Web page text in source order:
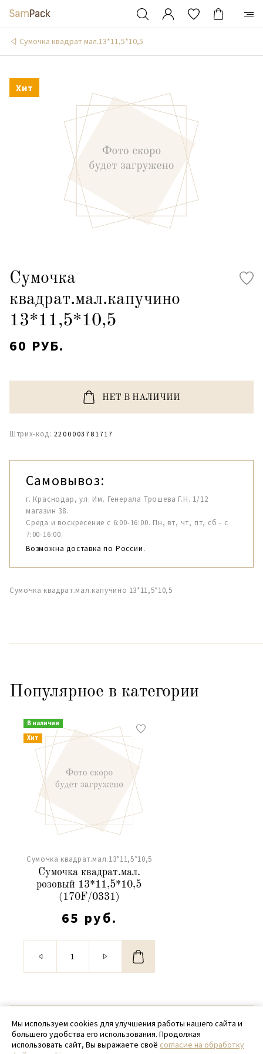
Сумочка квадрат.мал.13*11,5*10,5
Хит
Сумочка
квадрат.мал.капучино
13*11,5*10,5
60 РУБ.
НЕТ В НАЛИЧИИ
Штрих-код: 2200003781717
Самовывоз:
г. Краснодар, ул. Им. Генерала Трошева Г.Н. 1/12
магазин 38.
Среда и воскресение с 6:00-16:00. Пн, вт, чт, пт, сб - с
7:00-16:00.
Возможна доставка по России.
Сумочка квадрат.мал.капучино 13*11,5*10,5
Популярное в категории
В наличии
Хит
Сумочка квадрат.мал.13*11,5*10,5
Сумочка квадрат.мал.
розовый 13*11,5*10,5
(170F/0331)
65 руб.
© 2020 - 2026 SamPack
+ 7 (918) 699-97-87
Мы используем cookies для улучшения работы нашего сайта и
большего удобства его использования. Продолжая
использовать сайт, Вы выражаете своё согласие на обработку